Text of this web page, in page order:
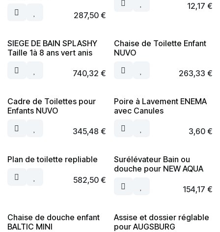
287,50€
12,17 €
SIEGE DE BAIN SPLASHY
Taille 1à 8 ans vert anis
740,32 €
Chaise de Toilette Enfant
NUVO
263,33 €
Cadre de Toilettes pour
Enfants NUVO
345,48 €
Poire à Lavement ENEMA
avec Canules
3,60€
Plan de toilette repliable
582,50€
Surélévateur Bain ou
douche pour NEW AQUA
154,17 €
Chaise de douche enfant
BALTIC MINI
Assise et dossier réglable
pour AUGSBURG